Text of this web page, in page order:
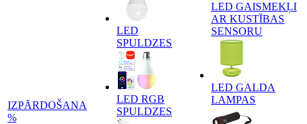
IZPĀRDOŠANA
%
LED
SPULDZES
LED RGB
SPULDZES
LED GAISMEKĻI
AR KUSTĪBAS
SENSORU
LED GALDA
LAMPAS